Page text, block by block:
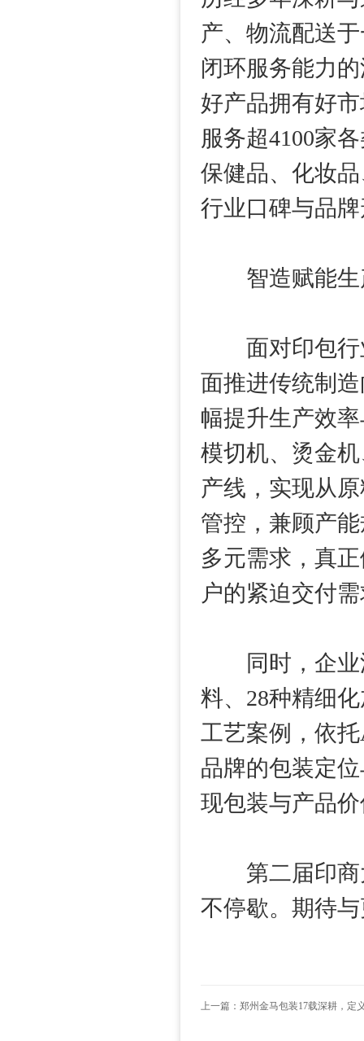
产、物流配送
闭环服务能力
好产品拥有好
服务超4100家
保健品、化妆
行业口碑与品
智造赋能生
面对印包行
面推进传统制
幅提升生产效
模切机、烫金
产线，实现从
管控，兼顾产
多元需求，真
户的紧迫交付
同时，企业深
料、28种精细
工艺案例，依
品牌的包装定
现包装与产品
第二届印商
不停歇。期待
上一篇： 郑州金马包装17载深耕，定